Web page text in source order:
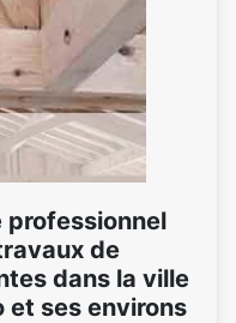
professionnel
de
dans la ville
et ses environs